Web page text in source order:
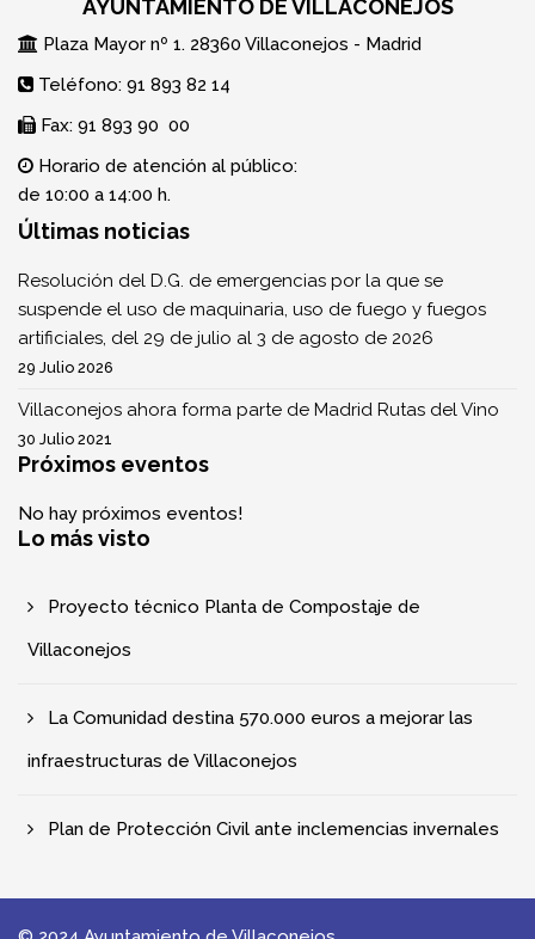
AYUNTAMIENTO DE VILLACONEJOS
Plaza Mayor nº 1. 28360 Villaconejos - Madrid
Teléfono: 91 893 82 14
Fax: 91 893 90 00
Horario de atención al público:
de 10:00 a 14:00 h.
Últimas noticias
Resolución del D.G. de emergencias por la que se
suspende el uso de maquinaria, uso de fuego y fuegos
artificiales, del 29 de julio al 3 de agosto de 2026
29 Julio 2026
Villaconejos ahora forma parte de Madrid Rutas del Vino
30 Julio 2021
Próximos eventos
No hay próximos eventos!
Lo más visto
Proyecto técnico Planta de Compostaje de
Villaconejos
La Comunidad destina 570.000 euros a mejorar las
infraestructuras de Villaconejos
Plan de Protección Civil ante inclemencias invernales